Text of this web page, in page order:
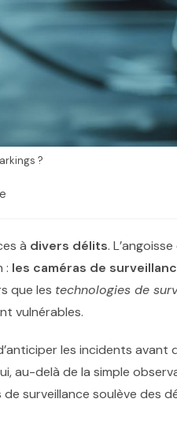
?
à divers délits. L’angoisse
: les caméras de
que les technologies de
vulnérables.
les incidents avant
au-delà de la simple
surveillance soulève des